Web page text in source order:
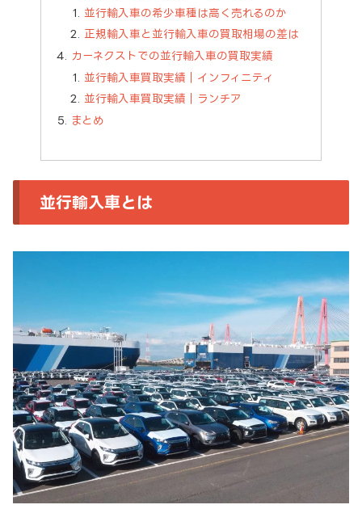
並行輸入車の希少車種は高く売れるのか
正規輸入車と並行輸入車の買取相場の差は
カーネクストでの並行輸入車の買取実績
並行輸入車買取実績｜インフィニティ
並行輸入車買取実績｜ランチア
まとめ
並行輸入車とは